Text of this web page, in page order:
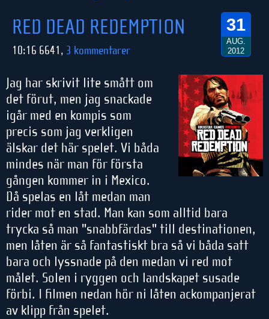
31
AUG.
2012
RED DEAD REDEMPTION
10:16 6641, 3 kommentarer
Jag har skrivit lite smått om
det förut, men jag snackade
igår med en kompis som
precis som jag verkligen
älskar det här spelet. Vi båda
mindes när man för första
gången kommer in i Mexico.
Då spelas en låt medan man
rider mot en stad. Man kan som alltid bara
trycka så man "snabbfärdas" till destinationen,
men låten är så fantastiskt bra så vi båda satt
bara och lyssnade på den medan vi red mot
målet. Solen i ryggen och landskapet susade
förbi. I filmen nedan hör ni låten ackompanjerat
av klipp från spelet.